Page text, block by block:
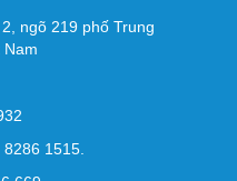
ngõ 219 phố Trung
Nam
1515.